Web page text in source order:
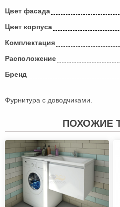
Цвет фасада
Цвет корпуса
Комплектация
Расположение
Бренд
Фурнитура с доводчиками.
ПОХОЖИЕ